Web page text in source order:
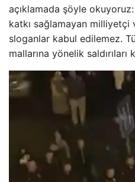
açıklamada şöyle
katkı sağlamayan milliyetçi
sloganlar kabul edilemez.
mallarına yönelik saldırıları